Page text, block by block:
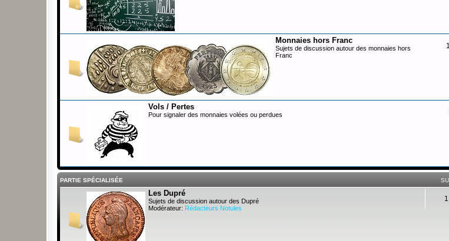
Monnaies hors Franc
Sujets de discussion autour des monnaies hors
Franc
Vols / Pertes
Pour signaler des monnaies volées ou perdues
PARTIE SPÉCIALISÉE
Les Dupré
Sujets de discussion autour des Dupré
Modérateur: Rédacteurs Notules